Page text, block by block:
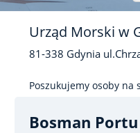
Urząd Morski w
81-338 Gdynia
Poszukujemy osoby na
Bosman Portu